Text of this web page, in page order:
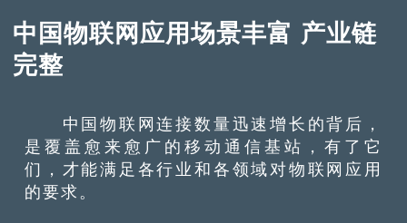
中国物联网应用场景丰富 产业链
完整
中国物联网连接数量迅速增长的背后，
是覆盖愈来愈广的移动通信基站，有了它
们，才能满足各行业和各领域对物联网应用
的要求。